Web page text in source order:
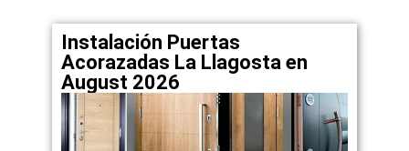
Instalación Puertas
Acorazadas La Llagosta en
August 2026